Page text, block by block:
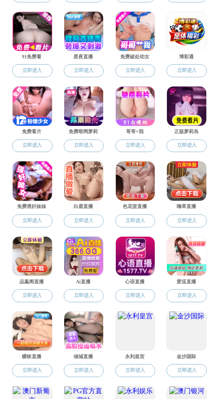
国际合作
合作项目
资讯动态
交流活动
表格下载
10月22日中午，作为校
目负责人威联中心的潘老师
首先，学院外事秘书吴